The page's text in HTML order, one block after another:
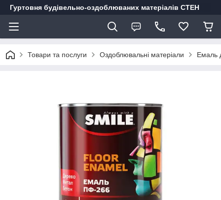
Гуртовня будівельно-оздоблюваних матеріалів СТЕН
Товари та послуги Оздоблювальні матеріали Емаль